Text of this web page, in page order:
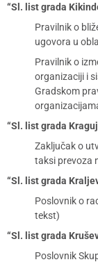
“Sl. list grada
Pravilnik o
ugovora u
Pravilnik o
organizaciji i
Gradskom
“Sl. list grada
Zaključak o
taksi prevoza
“Sl. list grada
Poslovnik o
tekst)
“Sl. list grada
Poslovnik